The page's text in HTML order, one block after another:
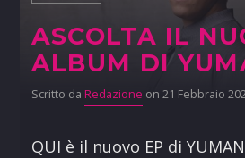
ASCOLTA IL
ALBUM DI
Scritto da Redazione on 21 Febbraio
QUI è il nuovo EP di